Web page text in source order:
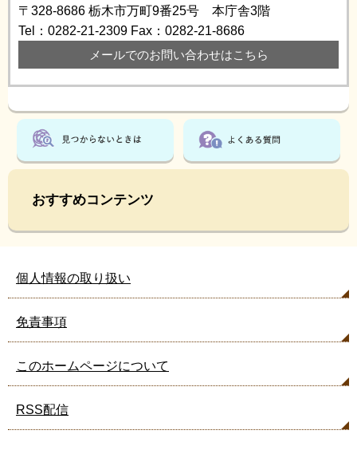
〒328-8686 栃木市万町9番25号 本庁舎3階
Tel：0282-21-2309 Fax：0282-21-8686
メールでのお問い合わせはこちら
おすすめコンテンツ
個人情報の取り扱い
免責事項
このホームページについて
RSS配信